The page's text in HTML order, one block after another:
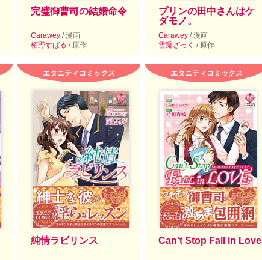
完璧御曹司の結婚命令
Carawey / 漫画
栢野すばる / 原作
プリンの田中さんはケ
ダモノ。
Carawey / 漫画
雪兎ざっく / 原作
エタニティコミックス
純情ラビリンス
エタニティコミックス
Can't Stop Fall in Love